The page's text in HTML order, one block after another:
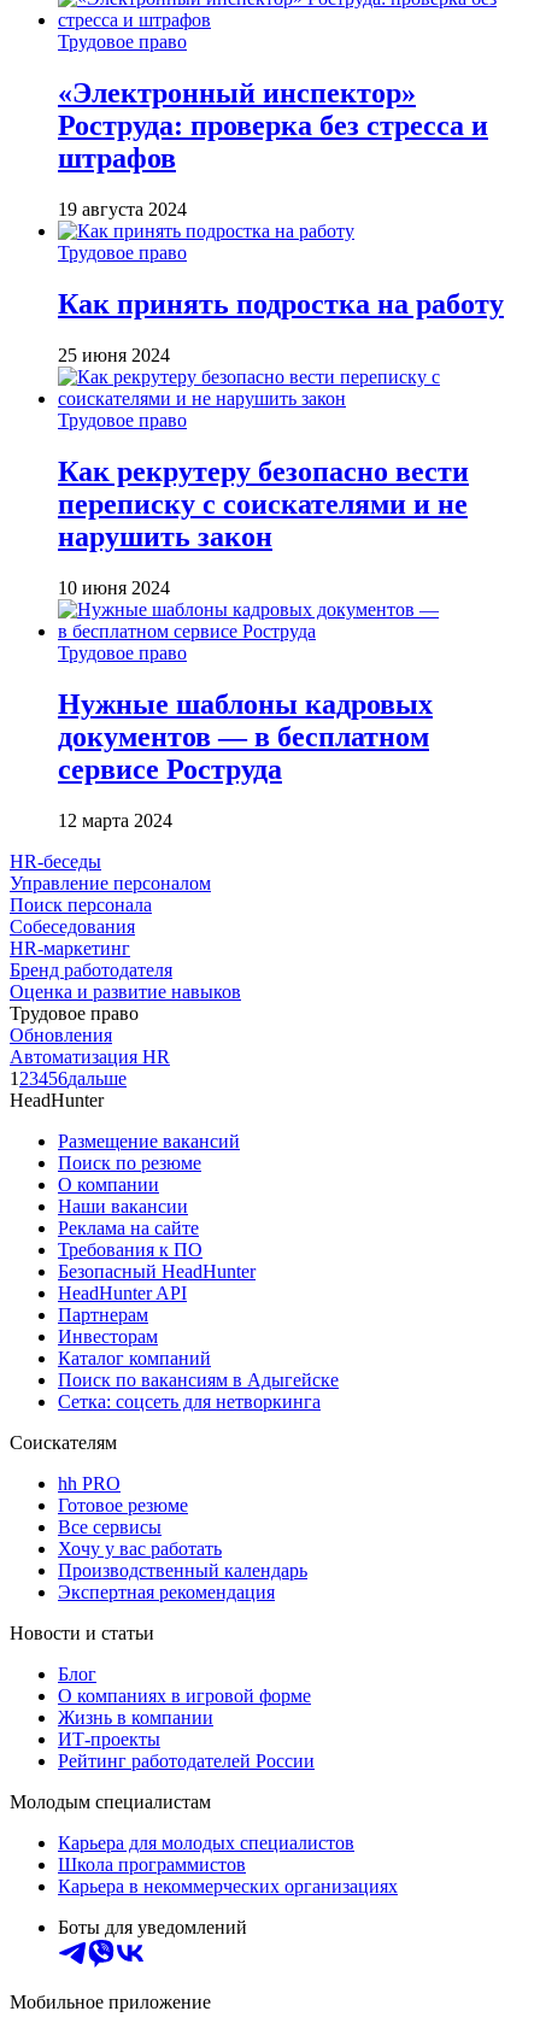
Трудовое право
«Электронный инспектор»
Роструда: проверка без стресса и
штрафов
19 августа 2024
Трудовое право
Как принять подростка на работу
25 июня 2024
Трудовое право
Как рекрутеру безопасно вести
переписку с соискателями и не
нарушить закон
10 июня 2024
Трудовое право
Нужные шаблоны кадровых
документов — в бесплатном
сервисе Роструда
12 марта 2024
HR-беседы
Управление персоналом
Поиск персонала
Собеседования
HR-маркетинг
Бренд работодателя
Оценка и развитие навыков
Трудовое право
Обновления
Автоматизация HR
1 23456дальше
HeadHunter
Размещение вакансий
Поиск по резюме
О компании
Наши вакансии
Реклама на сайте
Требования к ПО
Безопасный HeadHunter
HeadHunter API
Партнерам
Инвесторам
Каталог компаний
Поиск по вакансиям в Адыгейске
Сетка: соцсеть для нетворкинга
Соискателям
hh PRO
Готовое резюме
Все сервисы
Хочу у вас работать
Производственный календарь
Экспертная рекомендация
Новости и статьи
Блог
О компаниях в игровой форме
Жизнь в компании
ИТ-проекты
Рейтинг работодателей России
Молодым специалистам
Карьера для молодых специалистов
Школа программистов
Карьера в некоммерческих организациях
Боты для уведомлений
Мобильное приложение